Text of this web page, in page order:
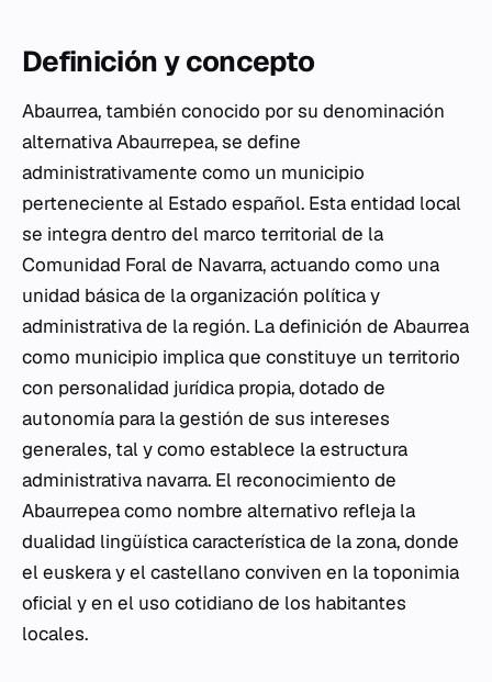
Definición y concepto
Abaurrea, también conocido por su denominación
alternativa Abaurrepea, se define
administrativamente como un municipio
perteneciente al Estado español. Esta entidad local
se integra dentro del marco territorial de la
Comunidad Foral de Navarra, actuando como una
unidad básica de la organización política y
administrativa de la región. La definición de Abaurrea
como municipio implica que constituye un territorio
con personalidad jurídica propia, dotado de
autonomía para la gestión de sus intereses
generales, tal y como establece la estructura
administrativa navarra. El reconocimiento de
Abaurrepea como nombre alternativo refleja la
dualidad lingüística característica de la zona, donde
el euskera y el castellano conviven en la toponimia
oficial y en el uso cotidiano de los habitantes
locales.